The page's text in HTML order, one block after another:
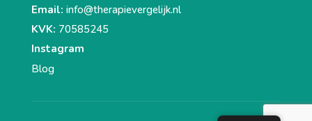
Email: info@therapievergelijk.nl
KVK: 70585245
Instagram
Blog